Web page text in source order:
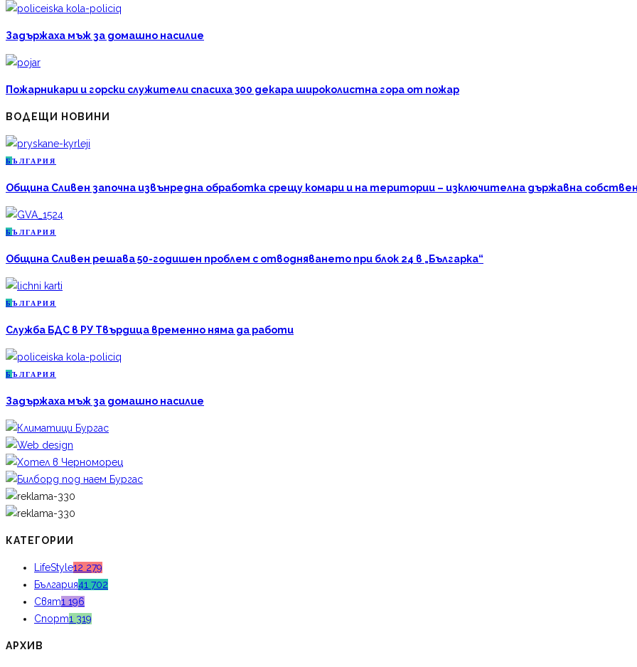
Задържаха мъж за домашно насилие
Пожарникари и горски служители спасиха 300 декара широколистна гора от пожар
ВОДЕЩИ НОВИНИ
Б ЪЛГАРИЯ
Община Сливен започна извънредна обработка срещу комари и на територии – изключителна държавна
Б ЪЛГАРИЯ
Община Сливен решава 50-годишен проблем с отводняването при блок 24 в „Българка“
Б ЪЛГАРИЯ
Служба БДС в РУ Твърдица временно няма да работи
Б ЪЛГАРИЯ
Задържаха мъж за домашно насилие
КАТЕГОРИИ
LifeStyle12 279
България41 702
Свят1 196
Спорт1 319
АРХИВ